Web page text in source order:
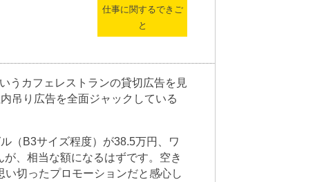
仕事に関するできご
と
うカフェレストランの貸切広告を見
吊り広告を全面ジャックしている
（B3サイズ程度）が38.5万円、ワ
、相当な額になるはずです。空き
切ったプロモーションだと感心し